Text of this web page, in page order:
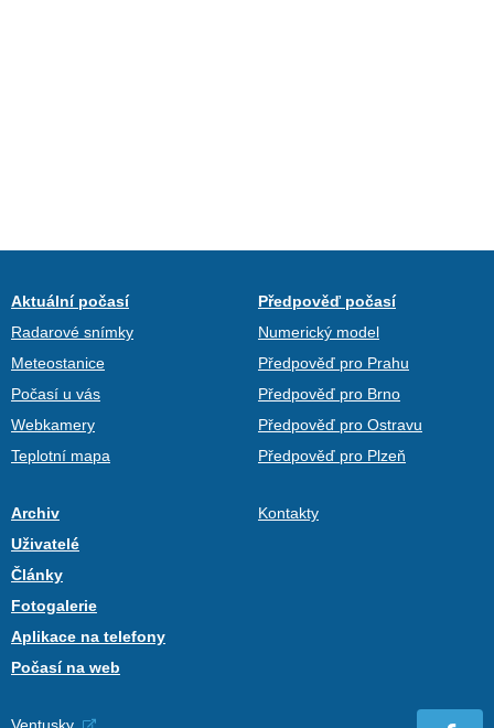
Aktuální počasí
Radarové snímky
Meteostanice
Počasí u vás
Webkamery
Teplotní mapa
Předpověď počasí
Numerický model
Předpověď pro Prahu
Předpověď pro Brno
Předpověď pro Ostravu
Předpověď pro Plzeň
Archiv
Uživatelé
Články
Fotogalerie
Aplikace na telefony
Počasí na web
Kontakty
Ventusky